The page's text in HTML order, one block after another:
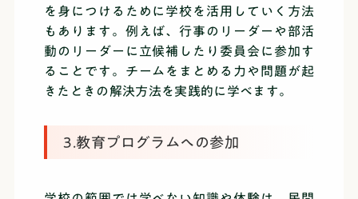
を身につけるために学校を活用していく方法
もあります。例えば、行事のリーダーや部活
動のリーダーに立候補したり委員会に参加す
ることです。チームをまとめる力や問題が起
きたときの解決方法を実践的に学べます。
3.教育プログラムへの参加